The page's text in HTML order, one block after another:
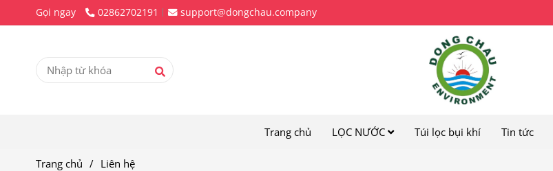
Gọi ngay 02862702191 support@dongchau.company
Trang chủ LỌC NƯỚC Túi lọc bụi khí Tin tức
Trang chủ / Liên hệ